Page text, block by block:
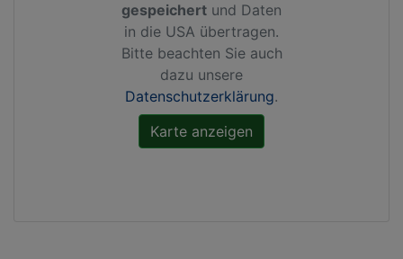
gespeichert und Daten
in die USA übertragen.
Bitte beachten Sie auch
dazu unsere
Datenschutzerklärung.